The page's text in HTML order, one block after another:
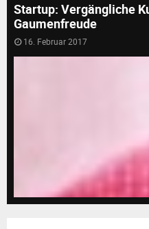
M
Startup: Vergängliche
Gaumenfreude
16. Februar 2017